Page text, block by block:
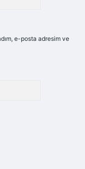
e-posta adresim ve